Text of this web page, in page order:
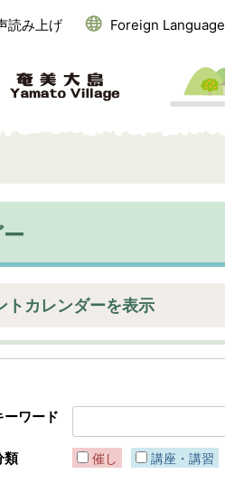
読み上げ Foreign Language
トカレンダーを表示
ーワード
類 催し 講座・講習